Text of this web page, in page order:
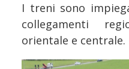
I treni sono
collegamenti
orientale e centrale.